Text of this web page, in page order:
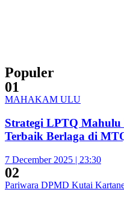
Populer
01
MAHAKAM ULU
Strategi LPTQ
Terbaik Berlaga di
7 December 2025 | 23:30
02
Pariwara DPMD Kutai